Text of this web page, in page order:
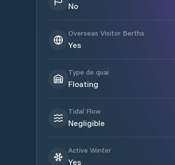
No
Overseas Visitor Berths
Yes
Type de quai
Floating
Tidal Flow
Negligible
Active Winter
Yes